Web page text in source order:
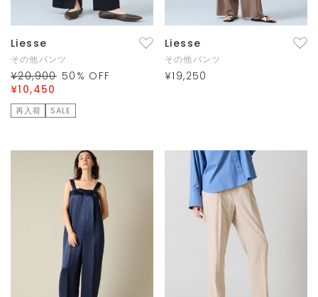
Liesse
その他パンツ
¥20,900 50 % OFF
¥10,450
再入荷 SALE
Liesse
その他パンツ
¥19,250